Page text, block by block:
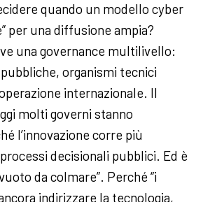
quando un modello cyber
per una diffusione ampia?
una governance multilivello:
organismi tecnici
internazionale. Il
molti governi stanno
l’innovazione corre più
decisionali pubblici. Ed è
da colmare”. Perché “i
indirizzare la tecnologia,